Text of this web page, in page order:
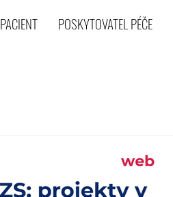
PACIENT POSKYTOVATEL PÉČE